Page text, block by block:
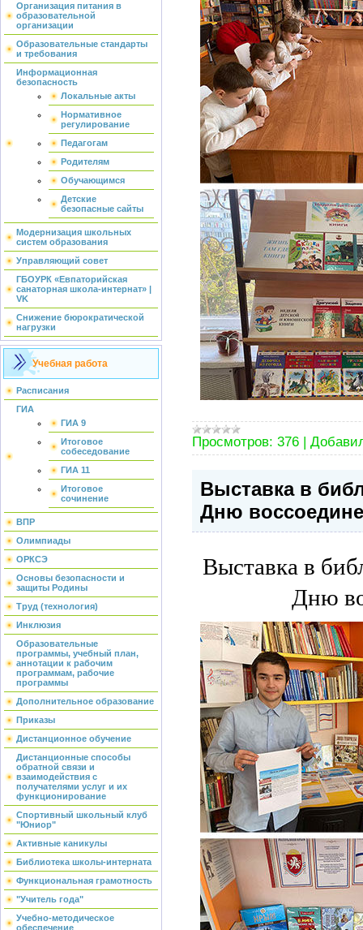
Организация питания в
образовательной
организации
Образовательные стандарты
и требования
Информационная
безопасность
Локальные акты
Нормативное
регулирование
Педагогам
Родителям
Обучающимся
Детские
безопасные сайты
Модернизация школьных
систем образования
Управляющий совет
ГБОУРК «Евпаторийская
санаторная школа-интернат» |
VK
Снижение бюрократической
нагрузки
Учебная работа
Расписания
ГИА
ГИА 9
Итоговое
собеседование
ГИА 11
Итоговое
сочинение
ВПР
Олимпиады
ОРКСЭ
Основы безопасности и
защиты Родины
Труд (технология)
Инклюзия
Образовательные
программы, учебный план,
аннотации к рабочим
программам, рабочие
программы
Дополнительное образование
Приказы
Дистанционное обучение
Дистанционные способы
обратной связи и
взаимодействия с
получателями услуг и их
функционирование
Спортивный школьный клуб
"Юниор"
Активные каникулы
Библиотека школы-интерната
Функциональная грамотность
"Учитель года"
Учебно-методическое
обеспечение
Просмотров: 376 |
Выставка в
Дню
Выставка в
Дню